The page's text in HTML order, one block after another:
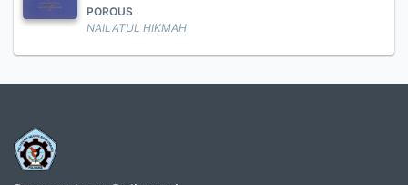
POROUS
NAILATUL HIKMAH